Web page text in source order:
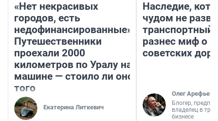
«Нет некрасивых
городов, есть
недофинансированные».
Путешественники
проехали 2000
километров по Уралу на
машине — стоило ли оно
того
Екатерина Литкевич
Наследие,
чудом не
транспортный
разнес миф о
советских
Олег Арефьев
Блогер,
владелец в
бизнесе